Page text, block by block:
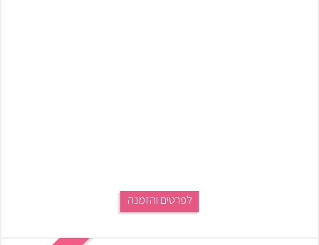
לפרטים והזמנה